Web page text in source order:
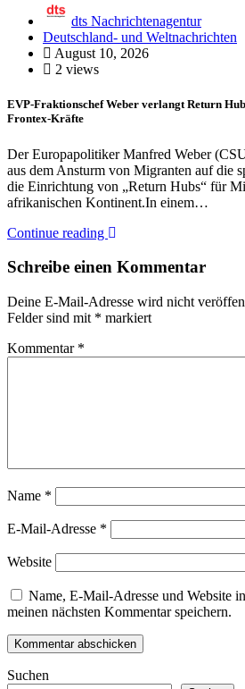
dts Nachrichtenagentur
Deutschland- und Weltnachrichten
August 10, 2026
2 views
EVP-Fraktionschef Weber verlangt Return
Frontex-Kräfte
Der Europapolitiker Manfred Weber
aus dem Ansturm von Migranten auf die
die Einrichtung von „Return Hubs“ für
afrikanischen Kontinent.In einem…
Continue reading
Schreibe einen Kommentar
Deine E-Mail-Adresse wird nicht
Felder sind mit * markiert
Kommentar *
Name *
E-Mail-Adresse *
Website
Name, E-Mail-Adresse und Website
meinen nächsten Kommentar speichern.
Suchen